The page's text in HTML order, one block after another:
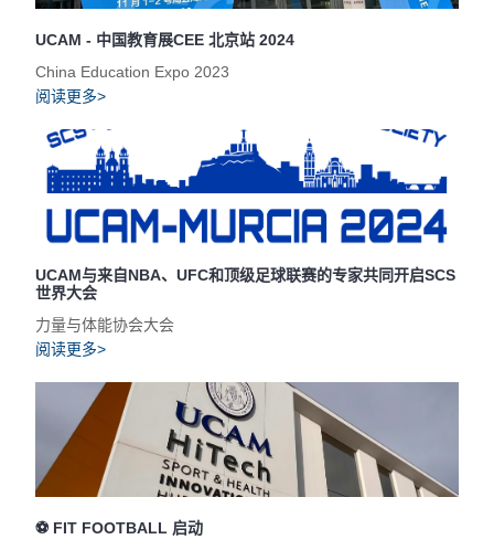
UCAM - 中国教育展CEE 北京站 2024
China Education Expo 2023
阅读更多>
UCAM与来自NBA、UFC和顶级足球联赛的专家共同开启SCS
世界大会
力量与体能协会大会
阅读更多>
⚽️ FIT FOOTBALL 启动